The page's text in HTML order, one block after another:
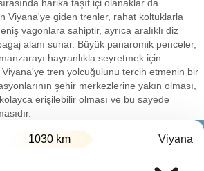
harika taşıt içi olanaklar da
Viyana'ye giden trenler, rahat koltuklarla
vagonlara sahiptir, ayrıca aralıklı diz
alanı sunar. Büyük panaromik penceler,
hayranlıkla seyretmek için
tren yolcuğulunu tercih etmenin bir
şehir merkezlerine yakın olması,
erişilebilir olması ve bu sayede
1030 km Viyana